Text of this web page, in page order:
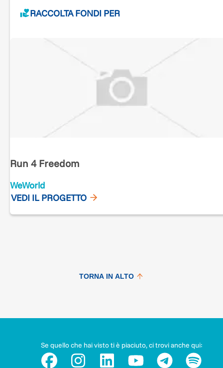
RACCOLTA FONDI PER
Run 4 Freedom
WeWorld
VEDI IL PROGETTO
TORNA IN ALTO
Se quello che hai visto ti è piaciuto, ci trovi anche qui: